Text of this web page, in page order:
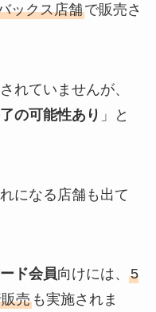
ックス店舗で販売さ
れていませんが、
の可能性あり 」と
になる店舗も出て
ド会員向けには、 5
売も実施されま